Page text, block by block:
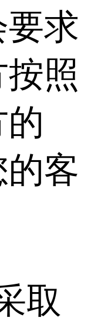
求
照
客
取